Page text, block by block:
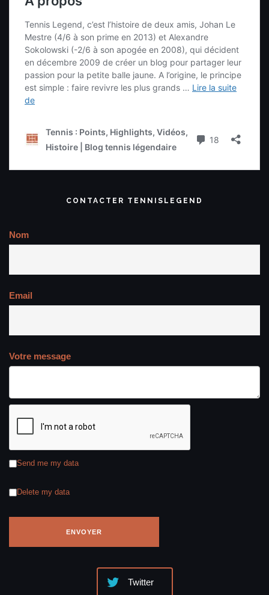
CONTACTER TENNISLEGEND
Nom
Email
Votre message
Send me my data
Delete my data
Twitter